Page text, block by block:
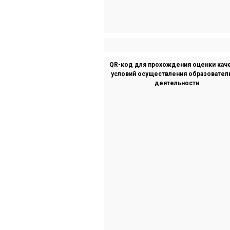
QR-код для прохождения оценки
условий осуществления
деятельности